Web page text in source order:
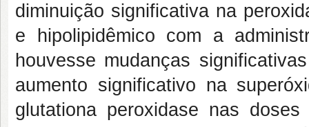
diminuição significativa na
e hipolipidêmico com a
houvesse mudanças
aumento significativo na
glutationa peroxidase nas